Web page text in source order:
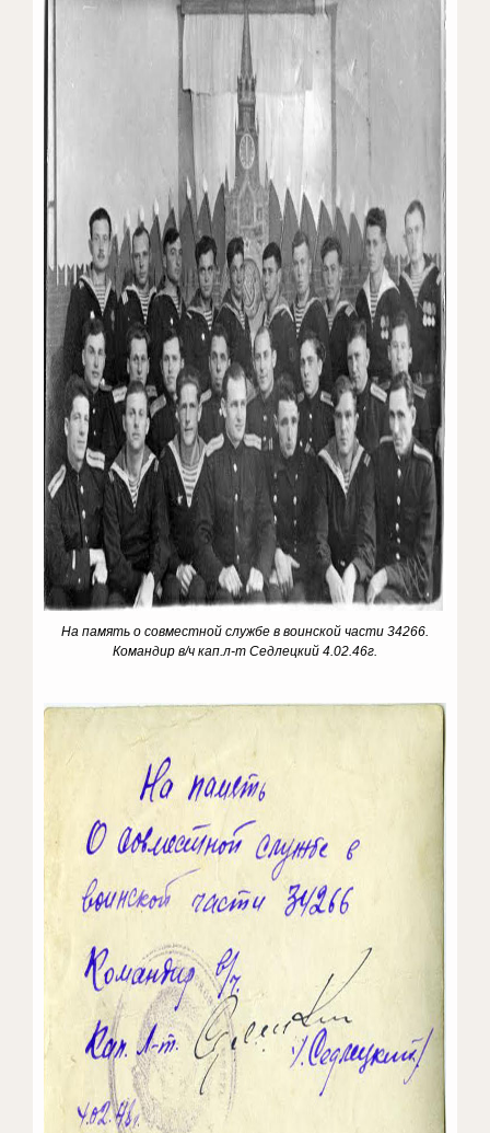
На память о совместной службе в воинской части 34266.
Командир в/ч кап.л-т Седлецкий 4.02.46г.